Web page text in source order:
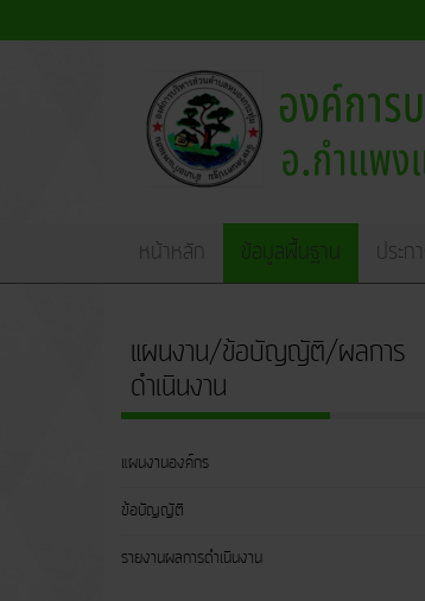
หน้าหลัก ข้อมูลพื้นฐาน ประก
แผนงาน/ข้อบัญญัติ/ผลการ
ดำเนินงาน
แผนงานองค์กร
ข้อบัญญัติ
รายงานผลการดำเนินงาน